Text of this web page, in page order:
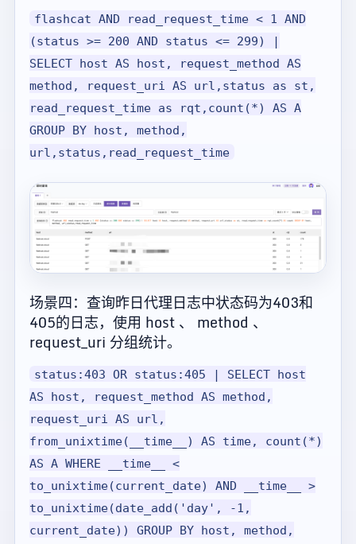
flashcat AND read_request_time < 1 AND
(status >= 200 AND status <= 299) |
SELECT host AS host, request_method AS
method, request_uri AS url,status as st,
read_request_time as rqt,count(*) AS A
GROUP BY host, method,
url,status,read_request_time
场景四：查询昨日代理日志中状态码为403和
405的日志，使用 host 、 method 、
request_uri 分组统计。
status:403 OR status:405 | SELECT host
AS host, request_method AS method,
request_uri AS url,
from_unixtime(__time__) AS time, count(*)
AS A WHERE __time__ <
to_unixtime(current_date) AND __time__ >
to_unixtime(date_add('day', -1,
current_date)) GROUP BY host, method,